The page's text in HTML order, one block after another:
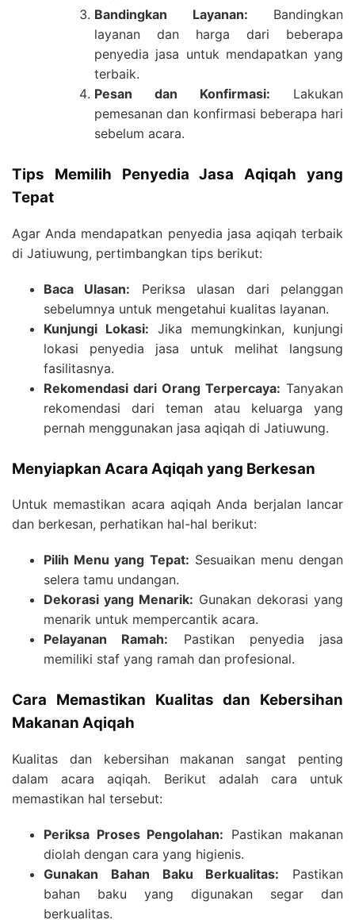
Bandingkan Layanan: Bandingkan
layanan dan harga dari beberapa
penyedia jasa untuk mendapatkan yang
terbaik.
Pesan dan Konfirmasi: Lakukan
pemesanan dan konfirmasi beberapa hari
sebelum acara.
Tips Memilih Penyedia Jasa Aqiqah yang
Tepat
Agar Anda mendapatkan penyedia jasa aqiqah terbaik
di Jatiuwung, pertimbangkan tips berikut:
Baca Ulasan: Periksa ulasan dari pelanggan
sebelumnya untuk mengetahui kualitas layanan.
Kunjungi Lokasi: Jika memungkinkan, kunjungi
lokasi penyedia jasa untuk melihat langsung
fasilitasnya.
Rekomendasi dari Orang Terpercaya: Tanyakan
rekomendasi dari teman atau keluarga yang
pernah menggunakan jasa aqiqah di Jatiuwung.
Menyiapkan Acara Aqiqah yang Berkesan
Untuk memastikan acara aqiqah Anda berjalan lancar
dan berkesan, perhatikan hal-hal berikut:
Pilih Menu yang Tepat: Sesuaikan menu dengan
selera tamu undangan.
Dekorasi yang Menarik: Gunakan dekorasi yang
menarik untuk mempercantik acara.
Pelayanan Ramah: Pastikan penyedia jasa
memiliki staf yang ramah dan profesional.
Cara Memastikan Kualitas dan Kebersihan
Makanan Aqiqah
Kualitas dan kebersihan makanan sangat penting
dalam acara aqiqah. Berikut adalah cara untuk
memastikan hal tersebut:
Periksa Proses Pengolahan: Pastikan makanan
diolah dengan cara yang higienis.
Gunakan Bahan Baku Berkualitas: Pastikan
bahan baku yang digunakan segar dan
berkualitas.